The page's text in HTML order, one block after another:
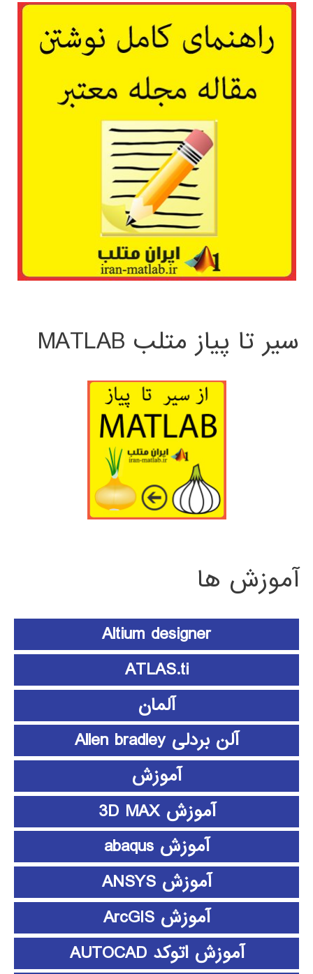
سیر تا پیاز متلب MATLAB
آموزش ها
Altium designer
ATLAS.ti
آلمان
آلن بردلی Allen bradley
آموزش
آموزش 3D MAX
آموزش abaqus
آموزش ANSYS
آموزش ArcGIS
آموزش اتوکد AUTOCAD